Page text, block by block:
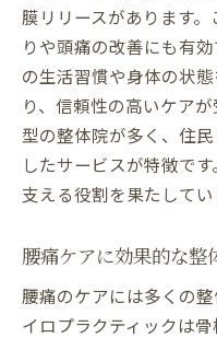
膜リリースがあります
りや頭痛の改善にも有
の生活習慣や身体の状
り、信頼性の高いケア
型の整体院が多く、住
したサービスが特徴で
支える役割を果たしてい
腰痛ケアに効果的な整
腰痛のケアには多くの
イロプラクティックは